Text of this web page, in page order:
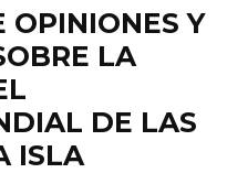
OPINIONES Y
LA
DE LAS
ISLA